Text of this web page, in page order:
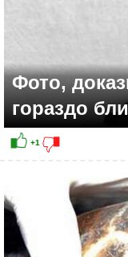
Фото,
гораздо